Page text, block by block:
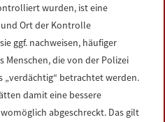
wurden, ist eine
Ort der Kontrolle
ggf. nachweisen, häufiger
Menschen, die von der Polizei
„verdächtig“ betrachtet werden.
damit eine bessere
abgeschreckt. Das gilt